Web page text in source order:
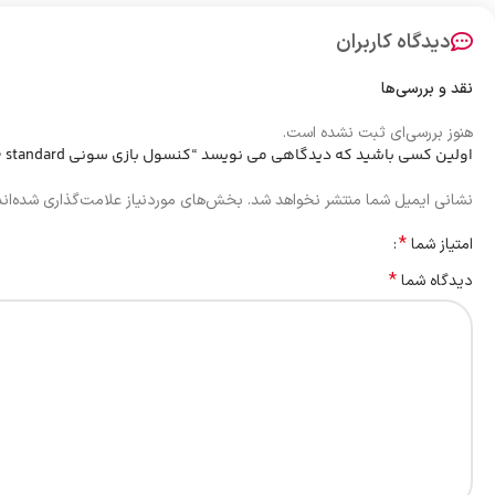
دیدگاه کاربران
نقد و بررسی‌ها
هنوز بررسی‌ای ثبت نشده است.
اولین کسی باشید که دیدگاهی می نویسد “کنسول بازی سونی PlayStation 5 825GB 1200 standard”
نشانی ایمیل شما منتشر نخواهد شد. بخش‌های موردنیاز علامت‌گذاری
امتیاز شما*
دیدگاه شما*